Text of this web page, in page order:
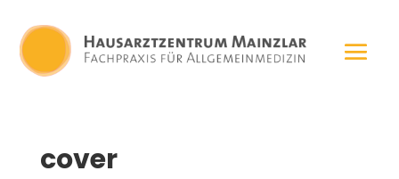
cover